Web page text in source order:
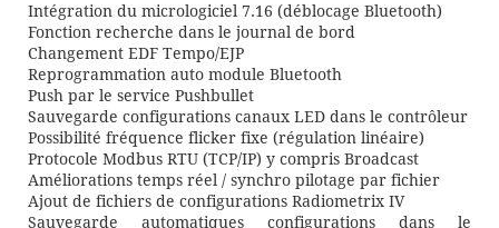
Intégration du micrologiciel 7.16 (déblocage Bluetooth)
Fonction recherche dans le journal de bord
Changement EDF Tempo/EJP
Reprogrammation auto module Bluetooth
Push par le service Pushbullet
Sauvegarde configurations canaux LED dans le contrôleur
Possibilité fréquence flicker fixe (régulation linéaire)
Protocole Modbus RTU (TCP/IP) y compris Broadcast
Améliorations temps réel / synchro pilotage par fichier
Ajout de fichiers de configurations Radiometrix IV
Sauvegarde automatiques configurations dans le